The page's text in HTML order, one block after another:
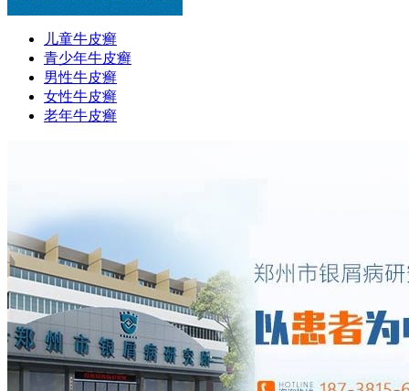
儿童牛皮癣
青少年牛皮癣
男性牛皮癣
女性牛皮癣
老年牛皮癣